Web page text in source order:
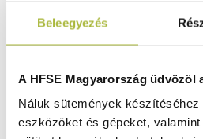
Beleegyezés
A HFSE Magyarország üdvözöl
Náluk sütemények
eszközöket és gépeket,
Bruttó súly:0.02 kg
Nettó súly:0.02 kg
Vonalkód / GTIN azonosító:
Vámtarifaszám:39241000